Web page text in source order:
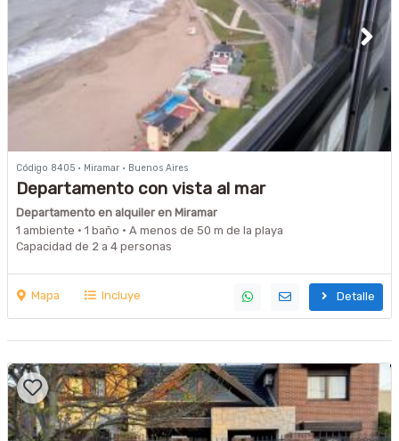
Código 8405 · Miramar · Buenos Aires
Departamento con vista al mar
Departamento en alquiler en Miramar
1 ambiente · 1 baño · A menos de 50 m de la playa
Capacidad de 2 a 4 personas
Mapa Incluye Detalle